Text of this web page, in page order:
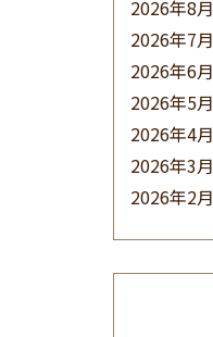
2026年8月
2026年7月
2026年6月
2026年5月
2026年4月
2026年3月
2026年2月